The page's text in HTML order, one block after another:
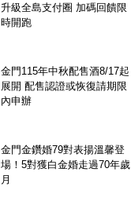
升級全島支付圈 加碼回饋限
時開跑
金門115年中秋配售酒8/17起
展開 配售認證或恢復請期限
內申辦
金門金鑽婚79對表揚溫馨登
場！5對獲白金婚走過70年歲
月